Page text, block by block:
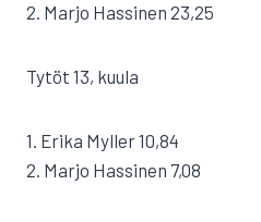
2. Marjo Hassinen 23,25
Tytöt 13, kuula
1. Erika Myller 10,84
2. Marjo Hassinen 7,08